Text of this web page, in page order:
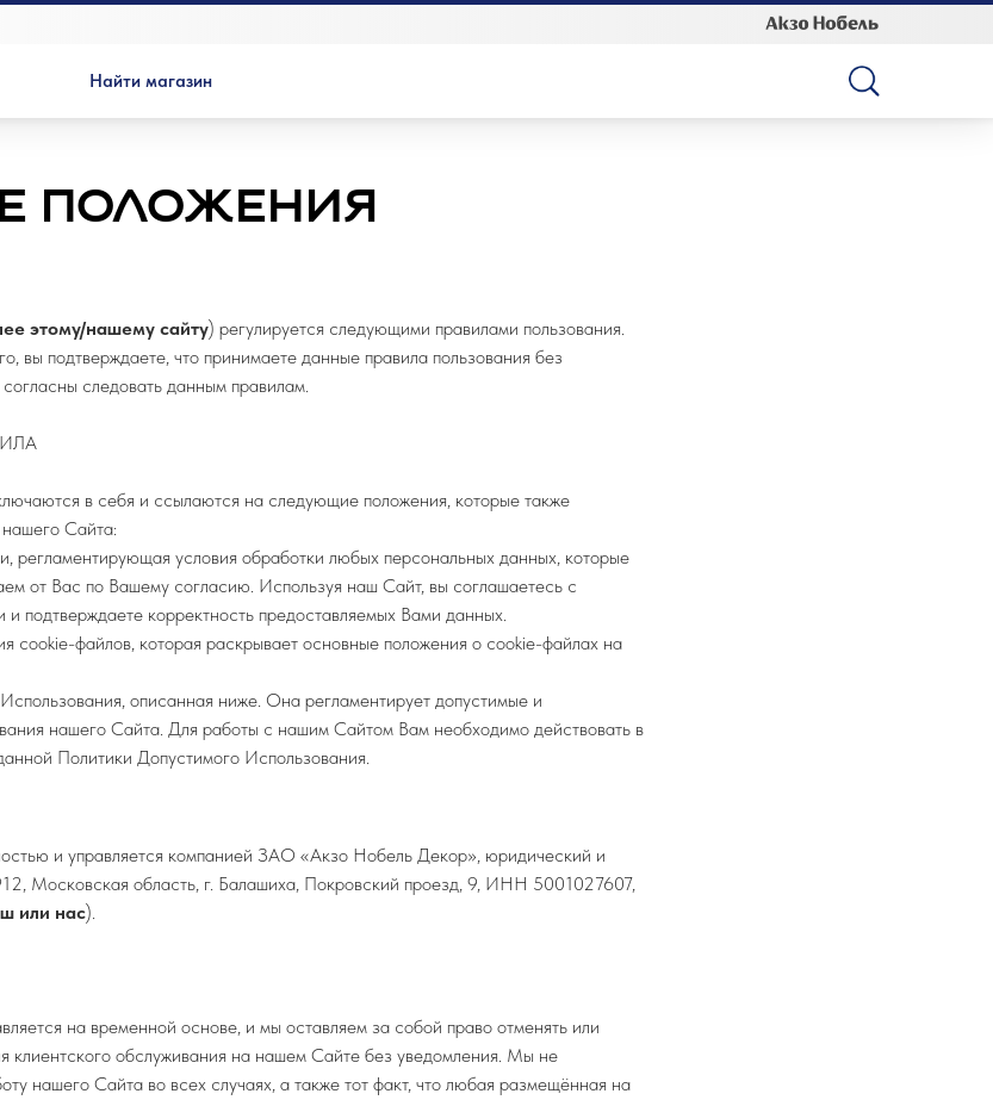
Найти магазин
ПОЛОЖЕНИЯ
этому/нашему сайту) регулируется следующими правилами пользования.
вы подтверждаете, что принимаете данные правила пользования без
следовать данным правилам.
в себя и ссылаются на следующие положения, которые также
Сайта:
регламентирующая условия обработки любых персональных данных, которые
от Вас по Вашему согласию. Используя наш Сайт, вы соглашаетесь с
подтверждаете корректность предоставляемых Вами данных.
cookie-файлов, которая раскрывает основные положения о cookie-файлах на
описанная ниже. Она регламентирует допустимые и
нашего Сайта. Для работы с нашим Сайтом Вам необходимо действовать в
Политики Допустимого Использования.
и управляется компанией ЗАО «Акзо Нобель Декор», юридический и
Московская область, г. Балашиха, Покровский проезд, 9, ИНН 5001027607,
или нас).
на временной основе, и мы оставляем за собой право отменять или
клиентского обслуживания на нашем Сайте без уведомления. Мы не
нашего Сайта во всех случаях, а также тот факт, что любая размещённая на